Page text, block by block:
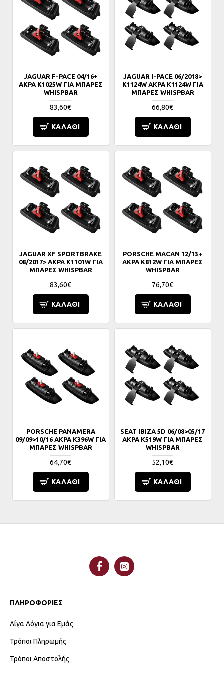
JAGUAR F-PACE 04/16+
ΑΚΡΑ K1025W ΓΙΑ ΜΠΑΡΕΣ
WHISPBAR
83,60€
ΚΑΛΆΘΙ
JAGUAR I-PACE 06/2018>
K1124W ΑΚΡΑ K1124W ΓΙΑ
ΜΠΑΡΕΣ WHISPBAR
66,80€
ΚΑΛΆΘΙ
JAGUAR XF SPORTBRAKE
08/2017> ΑΚΡΑ K1101W ΓΙΑ
ΜΠΑΡΕΣ WHISPBAR
83,60€
ΚΑΛΆΘΙ
PORSCHE MACAN 12/13+
ΑΚΡΑ K812W ΓΙΑ ΜΠΑΡΕΣ
WHISPBAR
76,70€
ΚΑΛΆΘΙ
PORSCHE PANAMERA
09/09>10/16 ΑΚΡΑ K396W ΓΙΑ
ΜΠΑΡΕΣ WHISPBAR
64,70€
ΚΑΛΆΘΙ
SEAT IBIZA 5D 06/08>05/17
ΑΚΡΑ K519W ΓΙΑ ΜΠΑΡΕΣ
WHISPBAR
52,10€
ΚΑΛΆΘΙ
ΠΛΗΡΟΦΟΡΙΕΣ
Λίγα Λόγια για Εμάς
Τρόποι Πληρωμής
Τρόποι Αποστολής